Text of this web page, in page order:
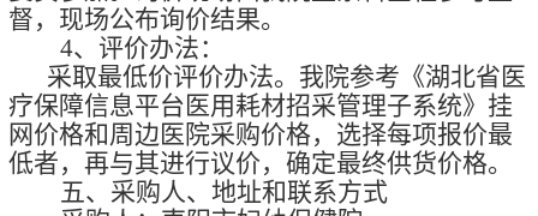
督，现场公布询价结果。
4、评价办法：
采取最低价评价办法。 我院参考 《湖北省医
疗保障信息平台医用耗材招采管理子系统》 挂
网价格和周边医院采购价格，选择每项报价最
低者，再与其进行议价，确定最终供货价格。
五、采购人、地址和联系方式